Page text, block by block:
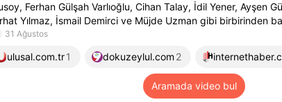
Ferhan Gülşah Varlıoğlu, Cihan Talay, İdil Yener, Ayşen
Yılmaz, İsmail Demirci ve Müjde Uzman gibi birbirinden
31 Ağustos
ulusal.com.tr1 dokuzeylul.com 2
Aramada video bul